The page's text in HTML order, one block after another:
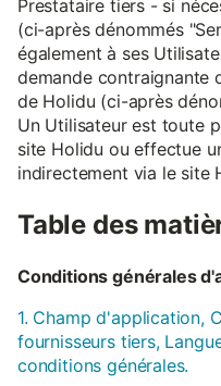
Prestataire tiers - si
(ci-après dénommés
également à ses
demande contraignante
de Holidu (ci-après
Un Utilisateur est toute
site Holidu ou effectue
indirectement via le site
Table des
Conditions générales
1. Champ d'application,
fournisseurs tiers,
conditions générales.